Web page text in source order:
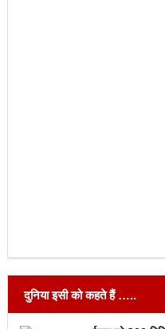
दुनिया इसी को कहते हैं …..